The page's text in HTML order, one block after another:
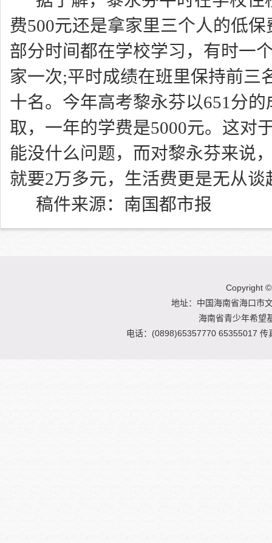
费500元还是拿家里三个人的低
部分时间都在学校学习，有时一
家一次;平时成绩在班里保持前三
十名。今年高考黎永芬以651分
取，一年的学费是5000元。这对
能没什么问题，而对黎永芬来说
就要2万多元，生活费更是无从谈
稿件来源：南国都市报
Copyright ©
地址：中国海南省海口市
海南省青少年希望
电话：(0898)65357770 65355017